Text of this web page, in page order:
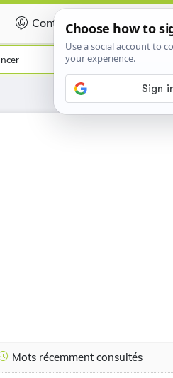
Contribuer Certificate
Mots récemment consultés